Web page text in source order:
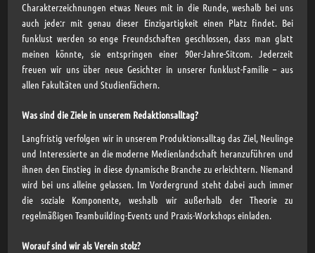
Charakterzeichnungen etwas Neues mit in die Runde, weshalb bei uns
auch jede:r mit genau dieser Einzigartigkeit einen Platz findet. Bei
funklust werden so enge Freundschaften geschlossen, dass man glatt
meinen könnte, sie entspringen einer 90er-Jahre-Sitcom. Jederzeit
freuen wir uns über neue Gesichter in unserer funklust-Familie – aus
allen Fakultäten und Studienfächern.
Was sind die Ziele in unserem Redaktionsalltag?
Langfristig verfolgen wir in unserem Produktionsalltag das Ziel, Neulinge
und Interessierte an die moderne Medienlandschaft heranzuführen und
ihnen den Einstieg in diese dynamische Branche zu erleichtern. Niemand
wird bei uns alleine gelassen. Im Vordergrund steht dabei auch immer
die soziale Komponente, weshalb wir außerhalb der Theorie zu
regelmäßigen Teambuilding-Events und Praxis-Workshops einladen.
Worauf sind wir als Verein stolz?